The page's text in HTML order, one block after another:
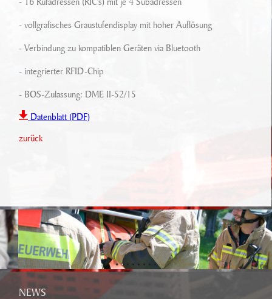
- 16 Rufadressen (RIC's) mit je 4 Subadressen
- vollgrafisches Graustufendisplay mit hoher Auflösung
- Verbindung zu kompatiblen Geräten via Bluetooth
- integrierter RFID-Chip
- BOS-Zulassung: DME II-52/15
Datenblatt (PDF)
zurück
NEWS